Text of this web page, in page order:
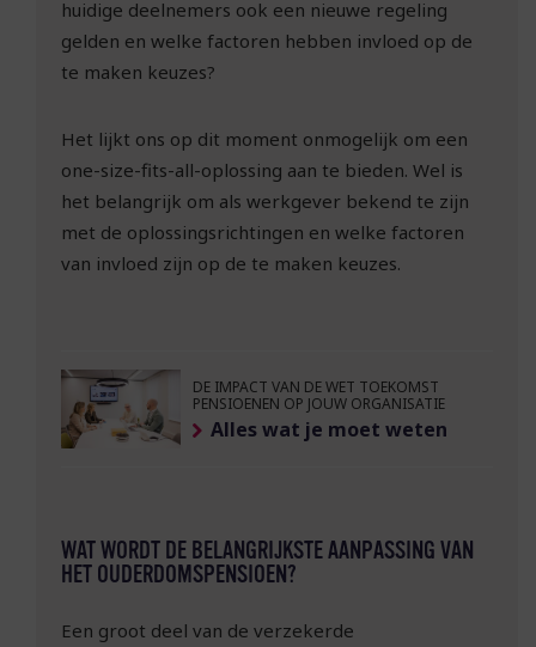
huidige deelnemers ook een nieuwe regeling
gelden en welke factoren hebben invloed op de
te maken keuzes?
Het lijkt ons op dit moment onmogelijk om een
one-size-fits-all-oplossing aan te bieden. Wel is
het belangrijk om als werkgever bekend te zijn
met de oplossingsrichtingen en welke factoren
van invloed zijn op de te maken keuzes.
DE IMPACT VAN DE WET TOEKOMST
PENSIOENEN OP JOUW ORGANISATIE
Alles wat je moet weten
WAT WORDT DE BELANGRIJKSTE AANPASSING VAN
HET OUDERDOMSPENSIOEN?
Een groot deel van de verzekerde